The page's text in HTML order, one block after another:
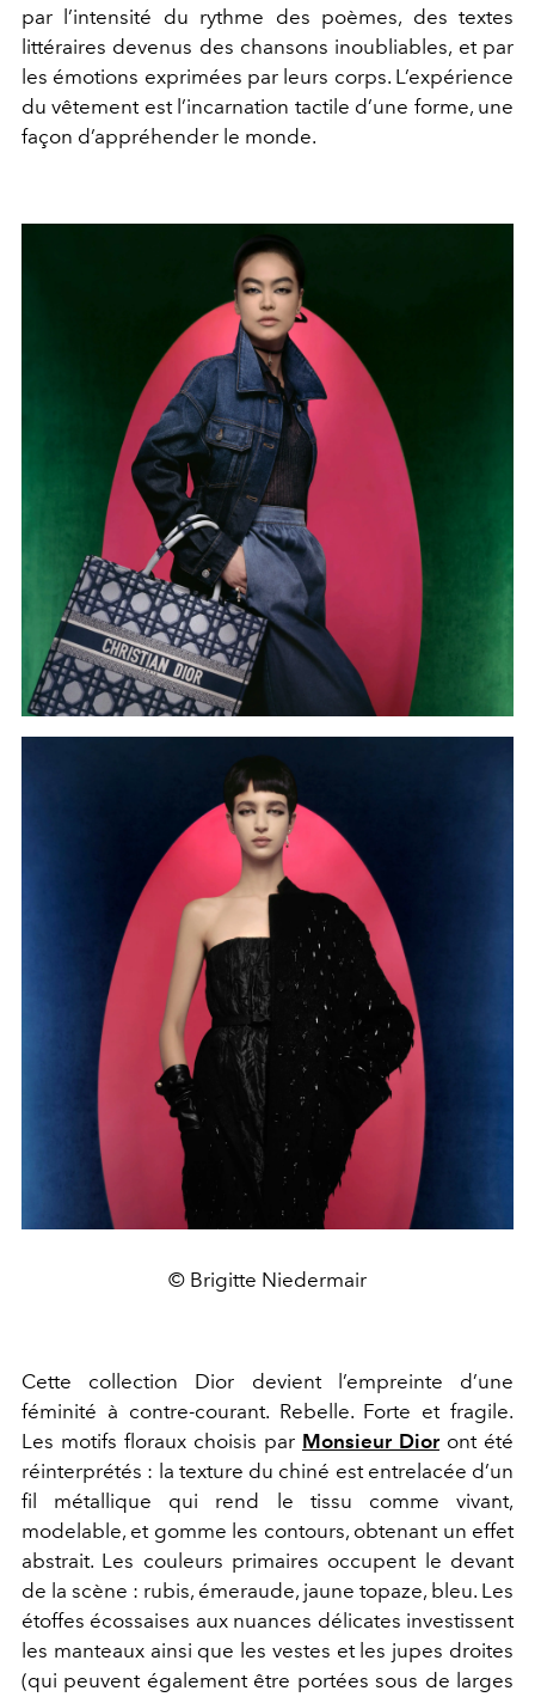
par l’intensité du rythme des poèmes, des textes
littéraires devenus des chansons inoubliables, et par
les émotions exprimées par leurs corps. L’expérience
du vêtement est l’incarnation tactile d’une forme, une
façon d’appréhender le monde.
© Brigitte Niedermair
Cette collection Dior devient l’empreinte d’une
féminité à contre-courant. Rebelle. Forte et fragile.
Les motifs floraux choisis par Monsieur Dioront été
réinterprétés : la texture du chiné est entrelacée d’un
fil métallique qui rend le tissu comme vivant,
modelable, et gomme les contours, obtenant un effet
abstrait. Les couleurs primaires occupent le devant
de la scène : rubis, émeraude, jaune topaze, bleu. Les
étoffes écossaises aux nuances délicates investissent
les manteaux ainsi que les vestes et les jupes droites
(qui peuvent également être portées sous de larges